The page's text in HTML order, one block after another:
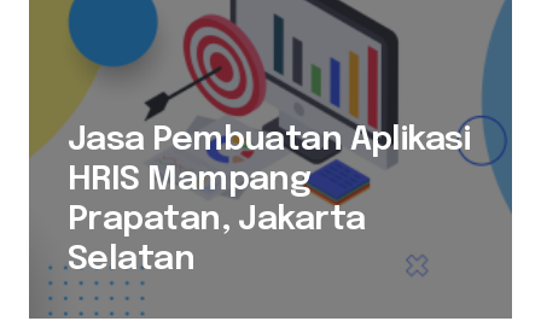
Jasa Pembuatan Aplikasi
HRIS Mampang
Prapatan, Jakarta
Selatan